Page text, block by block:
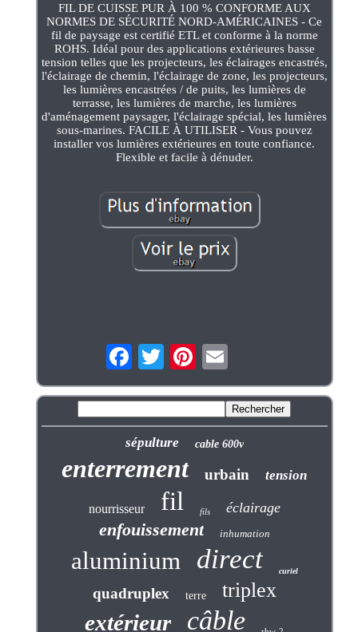
FIL DE CUISSE PUR À 100 % CONFORME AUX
NORMES DE SÉCURITÉ NORD-AMÉRICAINES - Ce
fil de paysage est certifié ETL et conforme à la norme
ROHS. Idéal pour des applications extérieures basse
tension telles que les projecteurs, les éclairages encastrés,
l'éclairage de chemin, l'éclairage de zone, les projecteurs,
les lumières encastrées / de puits, les lumières de
terrasse, les lumières de marche, les lumières
d'aménagement paysager, l'éclairage spécial, les lumières
sous-marines. FACILE À UTILISER - Vous pouvez
installer vos lumières extérieures en toute confiance.
Flexible et facile à dénuder.
sépulture cable 600v
enterrement urbain tension
nourrisseur fil fils éclairage
enfouissement inhumation
aluminium direct curiel
quadruplex terre triplex
extérieur câble